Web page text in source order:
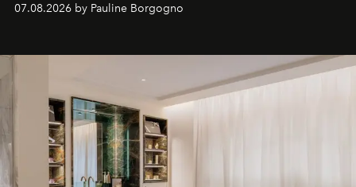
générationnel.
07.08.2026 by Pauline Borgogno